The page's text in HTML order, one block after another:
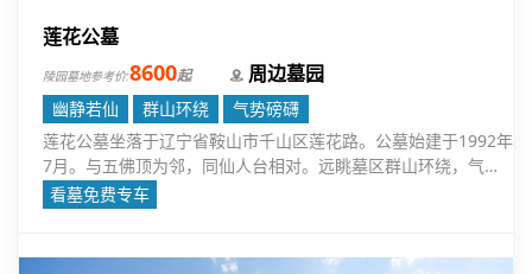
莲花公墓
陵园墓地参考价:8600起 周边墓园
幽静若仙 群山环绕
气势磅礴
莲花公墓坐落于辽宁省鞍山市千山区莲花路。公墓始建于1992年
7月。与五佛顶为邻，同仙人台相对。远眺墓区群山环绕，气势
磅礴，玉碑如林雅致壮观，沿阶攀顶柏翠松青，蝶飞鸟鸣赏心悦
目。
看墓免费专车